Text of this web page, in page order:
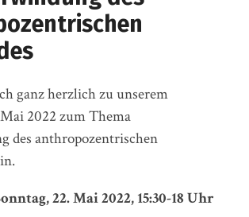
ganz herzlich zu unserem
2022 zum Thema
des anthropozentrischen
22. Mai 2022, 15:30-18 Uhr